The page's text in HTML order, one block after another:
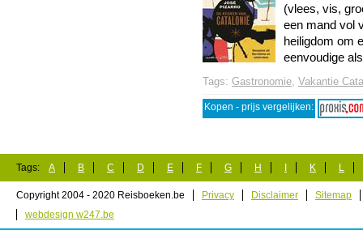
(vlees, vis,
een mand vol
heiligdom om
eenvoudige
Tags: Gastronomie, Vakantie
Kopen - prijs vergelijken:
Tags: A B C D E F G H K L
Copyright 2004 - 2020 Reisboeken.be Privacy Disclaimer
Sitemap
webdesign w247.be